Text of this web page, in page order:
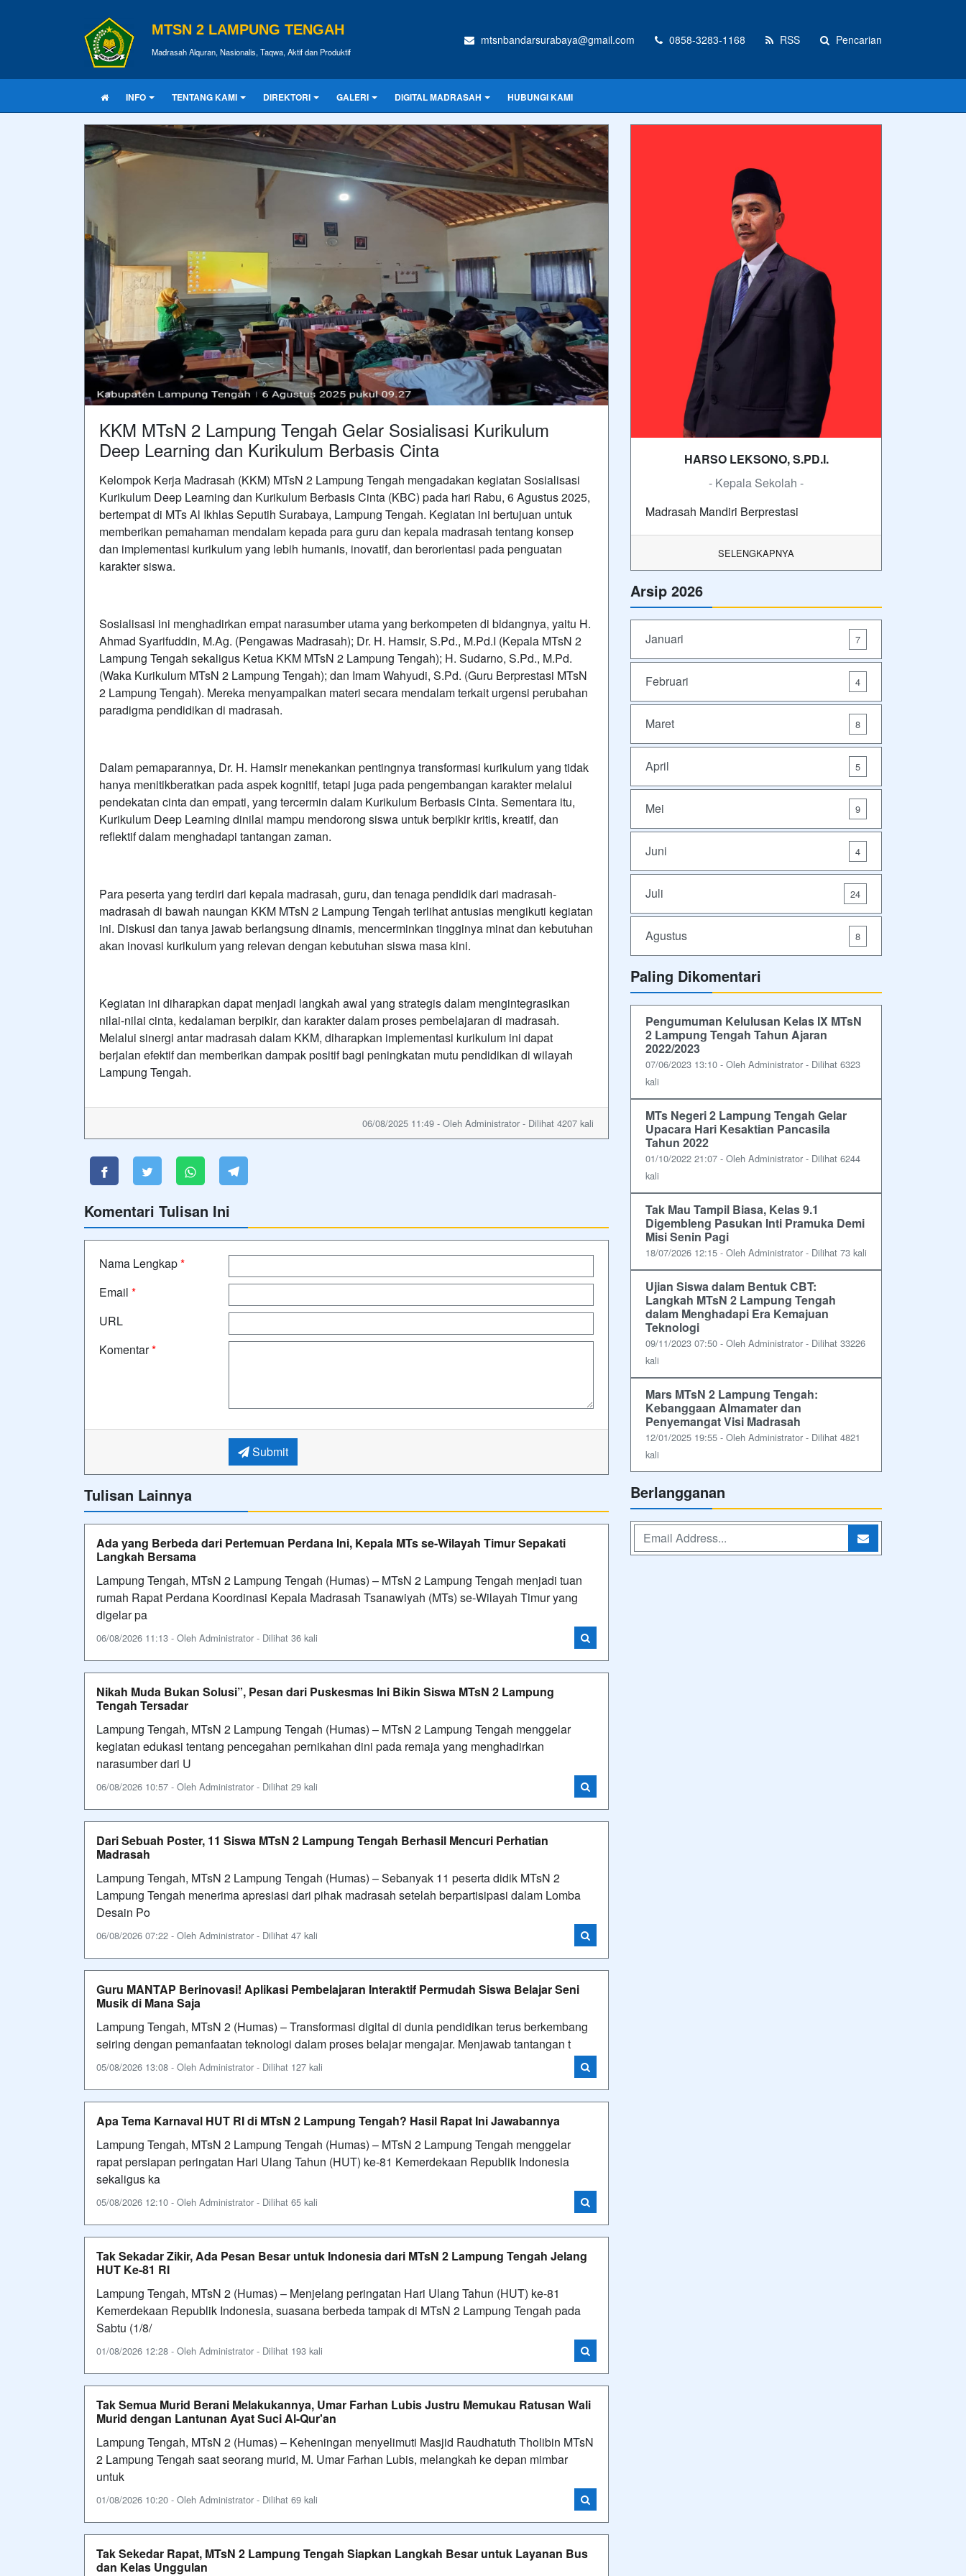
MTSN 2 LAMPUNG TENGAH
Madrasah Alquran, Nasionalis, Taqwa, Aktif dan Produktif
mtsnbandarsurabaya@gmail.com 0858-3283-1168 RSS Pencarian
INFO TENTANG KAMI DIREKTORI GALERI DIGITAL MADRASAH HUBUNGI KAMI
KKM MTsN 2 Lampung Tengah Gelar Sosialisasi Kurikulum
Deep Learning dan Kurikulum Berbasis Cinta
Kelompok Kerja Madrasah (KKM) MTsN 2 Lampung Tengah mengadakan kegiatan Sosialisasi
Kurikulum Deep Learning dan Kurikulum Berbasis Cinta (KBC) pada hari Rabu, 6 Agustus 2025,
bertempat di MTs Al Ikhlas Seputih Surabaya, Lampung Tengah. Kegiatan ini bertujuan untuk
memberikan pemahaman mendalam kepada para guru dan kepala madrasah tentang konsep
dan implementasi kurikulum yang lebih humanis, inovatif, dan berorientasi pada penguatan
karakter siswa.
Sosialisasi ini menghadirkan empat narasumber utama yang berkompeten di bidangnya, yaitu H.
Ahmad Syarifuddin, M.Ag. (Pengawas Madrasah); Dr. H. Hamsir, S.Pd., M.Pd.I (Kepala MTsN 2
Lampung Tengah sekaligus Ketua KKM MTsN 2 Lampung Tengah); H. Sudarno, S.Pd., M.Pd.
(Waka Kurikulum MTsN 2 Lampung Tengah); dan Imam Wahyudi, S.Pd. (Guru Berprestasi MTsN
2 Lampung Tengah). Mereka menyampaikan materi secara mendalam terkait urgensi perubahan
paradigma pendidikan di madrasah.
Dalam pemaparannya, Dr. H. Hamsir menekankan pentingnya transformasi kurikulum yang tidak
hanya menitikberatkan pada aspek kognitif, tetapi juga pada pengembangan karakter melalui
pendekatan cinta dan empati, yang tercermin dalam Kurikulum Berbasis Cinta. Sementara itu,
Kurikulum Deep Learning dinilai mampu mendorong siswa untuk berpikir kritis, kreatif, dan
reflektif dalam menghadapi tantangan zaman.
Para peserta yang terdiri dari kepala madrasah, guru, dan tenaga pendidik dari madrasah-
madrasah di bawah naungan KKM MTsN 2 Lampung Tengah terlihat antusias mengikuti kegiatan
ini. Diskusi dan tanya jawab berlangsung dinamis, mencerminkan tingginya minat dan kebutuhan
akan inovasi kurikulum yang relevan dengan kebutuhan siswa masa kini.
Kegiatan ini diharapkan dapat menjadi langkah awal yang strategis dalam mengintegrasikan
nilai-nilai cinta, kedalaman berpikir, dan karakter dalam proses pembelajaran di madrasah.
Melalui sinergi antar madrasah dalam KKM, diharapkan implementasi kurikulum ini dapat
berjalan efektif dan memberikan dampak positif bagi peningkatan mutu pendidikan di wilayah
Lampung Tengah.
06/08/2025 11:49 - Oleh Administrator - Dilihat 4207 kali
Komentari Tulisan Ini
Nama Lengkap*
Email *
URL
Komentar*
Submit
Tulisan Lainnya
Ada yang Berbeda dari Pertemuan Perdana Ini, Kepala MTs se-Wilayah Timur Sepakati
Langkah Bersama
Lampung Tengah, MTsN 2 Lampung Tengah (Humas) – MTsN 2 Lampung Tengah menjadi tuan
rumah Rapat Perdana Koordinasi Kepala Madrasah Tsanawiyah (MTs) se-Wilayah Timur yang
digelar pa
06/08/2026 11:13 - Oleh Administrator - Dilihat 36 kali
Nikah Muda Bukan Solusi”, Pesan dari Puskesmas Ini Bikin Siswa MTsN 2 Lampung
Tengah Tersadar
Lampung Tengah, MTsN 2 Lampung Tengah (Humas) – MTsN 2 Lampung Tengah menggelar
kegiatan edukasi tentang pencegahan pernikahan dini pada remaja yang menghadirkan
narasumber dari U
06/08/2026 10:57 - Oleh Administrator - Dilihat 29 kali
Dari Sebuah Poster, 11 Siswa MTsN 2 Lampung Tengah Berhasil Mencuri Perhatian
Madrasah
Lampung Tengah, MTsN 2 Lampung Tengah (Humas) – Sebanyak 11 peserta didik MTsN 2
Lampung Tengah menerima apresiasi dari pihak madrasah setelah berpartisipasi dalam Lomba
Desain Po
06/08/2026 07:22 - Oleh Administrator - Dilihat 47 kali
Guru MANTAP Berinovasi! Aplikasi Pembelajaran Interaktif Permudah Siswa Belajar Seni
Musik di Mana Saja
Lampung Tengah, MTsN 2 (Humas) – Transformasi digital di dunia pendidikan terus berkembang
seiring dengan pemanfaatan teknologi dalam proses belajar mengajar. Menjawab tantangan t
05/08/2026 13:08 - Oleh Administrator - Dilihat 127 kali
Apa Tema Karnaval HUT RI di MTsN 2 Lampung Tengah? Hasil Rapat Ini Jawabannya
Lampung Tengah, MTsN 2 Lampung Tengah (Humas) – MTsN 2 Lampung Tengah menggelar
rapat persiapan peringatan Hari Ulang Tahun (HUT) ke-81 Kemerdekaan Republik Indonesia
sekaligus ka
05/08/2026 12:10 - Oleh Administrator - Dilihat 65 kali
Tak Sekadar Zikir, Ada Pesan Besar untuk Indonesia dari MTsN 2 Lampung Tengah Jelang
HUT Ke-81 RI
Lampung Tengah, MTsN 2 (Humas) – Menjelang peringatan Hari Ulang Tahun (HUT) ke-81
Kemerdekaan Republik Indonesia, suasana berbeda tampak di MTsN 2 Lampung Tengah pada
Sabtu (1/8/
01/08/2026 12:28 - Oleh Administrator - Dilihat 193 kali
Tak Semua Murid Berani Melakukannya, Umar Farhan Lubis Justru Memukau Ratusan Wali
Murid dengan Lantunan Ayat Suci Al-Qur'an
Lampung Tengah, MTsN 2 (Humas) – Keheningan menyelimuti Masjid Raudhatuth Tholibin MTsN
2 Lampung Tengah saat seorang murid, M. Umar Farhan Lubis, melangkah ke depan mimbar
untuk
01/08/2026 10:20 - Oleh Administrator - Dilihat 69 kali
Tak Sekedar Rapat, MTsN 2 Lampung Tengah Siapkan Langkah Besar untuk Layanan Bus
dan Kelas Unggulan
HARSO LEKSONO, S.PD.I.
- Kepala Sekolah -
Madrasah Mandiri Berprestasi
SELENGKAPNYA
Arsip 2026
Januari 7
Februari 4
Maret 8
April 5
Mei 9
Juni 4
Juli 24
Agustus 8
Paling Dikomentari
Pengumuman Kelulusan Kelas IX MTsN
2 Lampung Tengah Tahun Ajaran
2022/2023
07/06/2023 13:10 - Oleh Administrator - Dilihat 6323
kali
MTs Negeri 2 Lampung Tengah Gelar
Upacara Hari Kesaktian Pancasila
Tahun 2022
01/10/2022 21:07 - Oleh Administrator - Dilihat 6244
kali
Tak Mau Tampil Biasa, Kelas 9.1
Digembleng Pasukan Inti Pramuka Demi
Misi Senin Pagi
18/07/2026 12:15 - Oleh Administrator - Dilihat 73 kali
Ujian Siswa dalam Bentuk CBT:
Langkah MTsN 2 Lampung Tengah
dalam Menghadapi Era Kemajuan
Teknologi
09/11/2023 07:50 - Oleh Administrator - Dilihat 33226
kali
Mars MTsN 2 Lampung Tengah:
Kebanggaan Almamater dan
Penyemangat Visi Madrasah
12/01/2025 19:55 - Oleh Administrator - Dilihat 4821
kali
Berlangganan